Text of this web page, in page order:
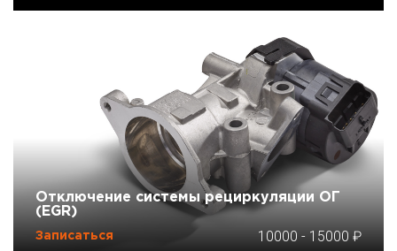
Отключение системы рециркуляции ОГ
(EGR)
Записаться 10000 - 15000